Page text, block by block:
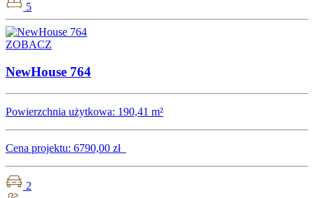
5
ZOBACZ
NewHouse 764
Powierzchnia użytkowa: 190,41 m²
Cena projektu: 6790,00 zł
2